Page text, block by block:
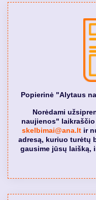
Popierinė "Alytaus
Norėdami
naujienos"
skelbimai@ana.ltir
adresą, kuriuo turėtų
gausime jūsų laišką,